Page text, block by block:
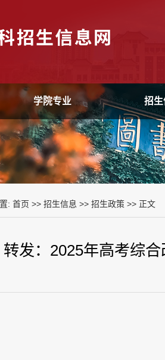
学院专业 招生
: 首页 >> 招生信息 >> 招生政策>> 正文
转发：2025年高考综